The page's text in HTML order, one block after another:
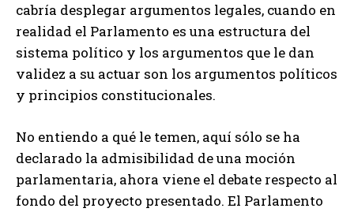
cabría desplegar argumentos legales, cuando en
realidad el Parlamento es una estructura del
sistema político y los argumentos que le dan
validez a su actuar son los argumentos políticos
y principios constitucionales.
No entiendo a qué le temen, aquí sólo se ha
declarado la admisibilidad de una moción
parlamentaria, ahora viene el debate respecto al
fondo del proyecto presentado. El Parlamento